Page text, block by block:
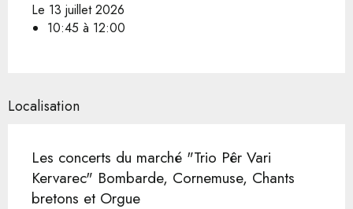
Le 13 juillet 2026
10:45 à 12:00
Localisation
Les concerts du marché "Trio Pêr Vari
Kervarec" Bombarde, Cornemuse, Chants
bretons et Orgue